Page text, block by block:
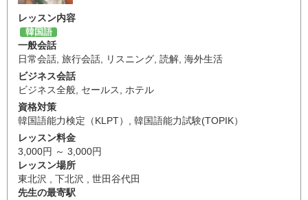
レッスン内容
韓国語
一般会話
日常会話, 旅行会話, リスニング, 読解, 海外生活
ビジネス会話
ビジネス全般, セールス, ホテル
資格対策
韓国語能力検定（KLPT） , 韓国語能力試験(TOPIK）
レッスン料金
3,000円 ～ 3,000円
レッスン場所
東北沢 , 下北沢 , 世田谷代田
先生の最寄駅